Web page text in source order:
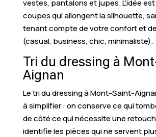
vestes, pantalons et jupes. L’idée
coupes qui allongent la silhouette,
tenant compte de votre confort et
(casual, business, chic, minimaliste).
Tri du dressing à
Aignan
Le tri du dressing à Mont-Saint-
à simplifier : on conserve ce qui
de côté ce qui nécessite une
identifie les pièces qui ne servent